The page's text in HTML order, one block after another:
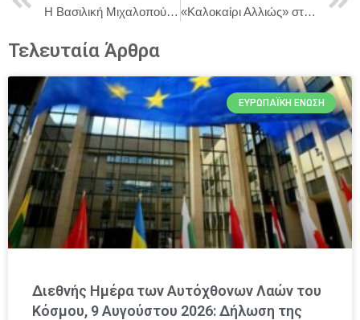
Η Βασιλική Μιχαλοπούλου στο Foyer Salon στο Δημοτικό Θέατρο Πειραιά Σάββατο 23 Μαΐου
«Καλοκαίρι Αλλιώς» στην Ταράτσα του Λαμπέτη – Η Ήρα Κατσούδα την Πέμπτη 4 Ιουνίου κ’ Μουσική κρουαζιέρα με τον Βαγγέλης Γερμανός & Σαλίνα Γαβαλά Σάββατο 6 Ιουνίου
Τελευταία Άρθρα
ΕΥΡΩΠΑΪΚΉ ΈΝΩΣΗ
Διεθνής Ημέρα των Αυτόχθονων Λαών του
Κόσμου, 9 Αυγούστου 2026: Δήλωση της